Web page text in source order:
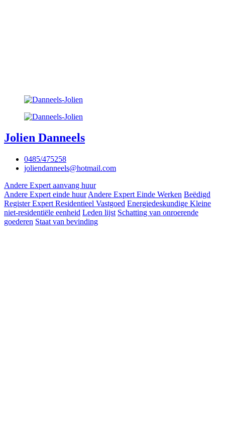
Jolien Danneels
0485/475258
joliendanneels@hotmail.com
Andere Expert aanvang huur
Andere Expert einde huur Andere Expert Einde Werken Beëdigd
Register Expert Residentieel Vastgoed Energiedeskundige Kleine
niet-residentiële eenheid Leden lijst Schatting van onroerende
goederen Staat van bevinding